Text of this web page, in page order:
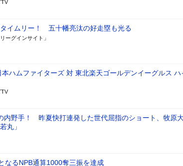
TV
イムリー！ 五十幡亮汰の好走塁も光る
ーグインサイト」
ハムファイターズ 対 東北楽天ゴールデンイーグルス ハ
TV
内野手！ 昨夏快打連発した世代屈指のショート、牧原
丸」
なるNPB通算1000奪三振を達成